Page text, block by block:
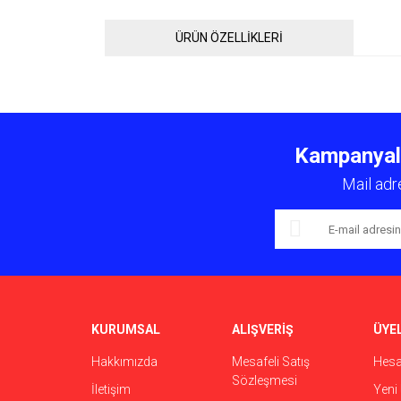
ÜRÜN ÖZELLİKLERİ
Ürün resmi kalitesiz, bozuk veya görüntülenemiyor.
Mail
KURUMSAL
Hakkımızda
İletişim
ALIŞVERİŞ
Mesafeli Satış
Sözleşmesi
Yeni